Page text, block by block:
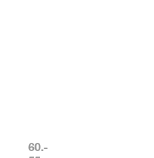
60.-